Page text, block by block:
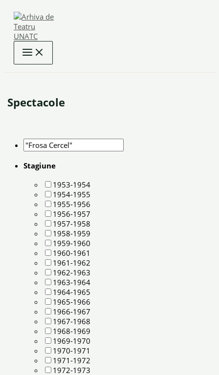
content
Spectacole
Stagiune
1953-1954
1954-1955
1955-1956
1956-1957
1957-1958
1958-1959
1959-1960
1960-1961
1961-1962
1962-1963
1963-1964
1964-1965
1965-1966
1966-1967
1967-1968
1968-1969
1969-1970
1970-1971
1971-1972
1972-1973